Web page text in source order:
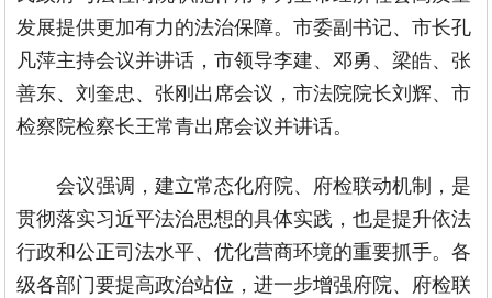
发展提供更加有力的法治保障。市委副书记、市长孔
凡萍主持会议并讲话，市领导李建、邓勇、梁皓、张
善东、刘奎忠、张刚出席会议，市法院院长刘辉、市
检察院检察长王常青出席会议并讲话。
会议强调，建立常态化府院、府检联动机制，是
贯彻落实习近平法治思想的具体实践，也是提升依法
行政和公正司法水平、优化营商环境的重要抓手。各
级各部门要提高政治站位，进一步增强府院、府检联